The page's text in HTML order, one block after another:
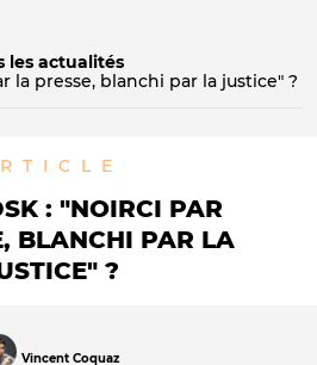
les actualités
la presse, blanchi par la justice" ?
: "NOIRCI PAR
BLANCHI PAR LA
?
Vincent Coquaz